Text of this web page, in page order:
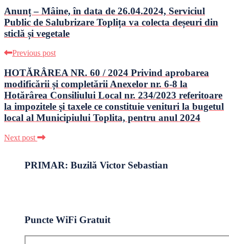
Anunț – Mâine, în data de 26.04.2024, Serviciul
Public de Salubrizare Toplița va colecta deșeuri din
sticlă și vegetale
Previous post
HOTĂRÂREA NR. 60 / 2024 Privind aprobarea
modificării și completării Anexelor nr. 6-8 la
Hotărârea Consiliului Local nr. 234/2023 referitoare
la impozitele şi taxele ce constituie venituri la bugetul
local al Municipiului Toplita, pentru anul 2024
Next post
PRIMAR: Buzilă Victor Sebastian
Puncte WiFi Gratuit